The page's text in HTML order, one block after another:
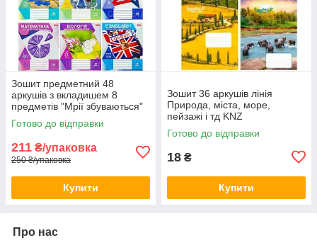
Зошит предметний 48
аркушів з вкладишем 8
предметів "Мрії збуваються"
KNZ
Готово до відправки
211 ₴/упаковка
250 ₴/упаковка
Купити
Зошит 36 аркушів лінія
Природа, міста, море,
пейзажі і тд KNZ
Готово до відправки
18 ₴
Купити
Про нас